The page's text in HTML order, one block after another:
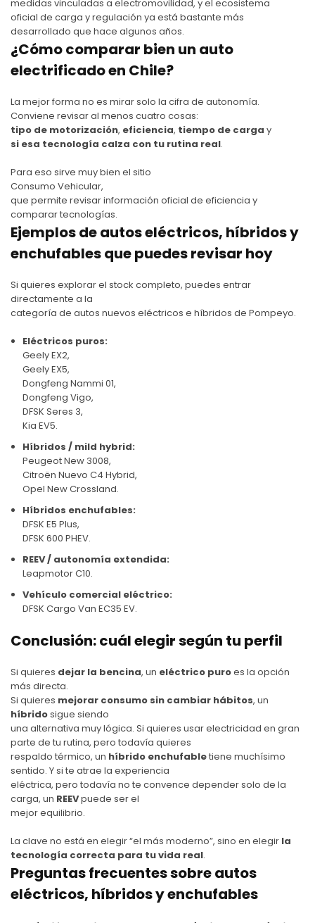
medidas vinculadas a electromovilidad, y el ecosistema
oficial de carga y regulación ya está bastante más
desarrollado que hace algunos años.
¿Cómo comparar bien un auto
electrificado en Chile?
La mejor forma no es mirar solo la cifra de autonomía.
Conviene revisar al menos cuatro cosas:
tipo de motorización, eficiencia, tiempo de carga y
si esa tecnología calza con tu rutina real.
Para eso sirve muy bien el sitio
Consumo Vehicular,
que permite revisar información oficial de eficiencia y
comparar tecnologías.
Ejemplos de autos eléctricos, híbridos y
enchufables que puedes revisar hoy
Si quieres explorar el stock completo, puedes entrar
directamente a la
categoría de autos nuevos eléctricos e híbridos de Pompeyo.
Eléctricos puros:
Geely EX2,
Geely EX5,
Dongfeng Nammi 01,
Dongfeng Vigo,
DFSK Seres 3,
Kia EV5.
Híbridos / mild hybrid:
Peugeot New 3008,
Citroën Nuevo C4 Hybrid,
Opel New Crossland.
Híbridos enchufables:
DFSK E5 Plus,
DFSK 600 PHEV.
REEV / autonomía extendida:
Leapmotor C10.
Vehículo comercial eléctrico:
DFSK Cargo Van EC35 EV.
Conclusión: cuál elegir según tu perfil
Si quieres dejar la bencina, un eléctrico puroes la opción
más directa.
Si quieres mejorar consumo sin cambiar hábitos, un
híbridosigue siendo
una alternativa muy lógica. Si quieres usar electricidad en gran
parte de tu rutina, pero todavía quieres
respaldo térmico, un híbrido enchufabletiene muchísimo
sentido. Y si te atrae la experiencia
eléctrica, pero todavía no te convence depender solo de la
carga, un REEVpuede ser el
mejor equilibrio.
La clave no está en elegir “el más moderno”, sino en elegir la
tecnología correcta para tu vida real.
Preguntas frecuentes sobre autos
eléctricos, híbridos y enchufables